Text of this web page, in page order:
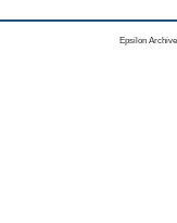
Epsilon